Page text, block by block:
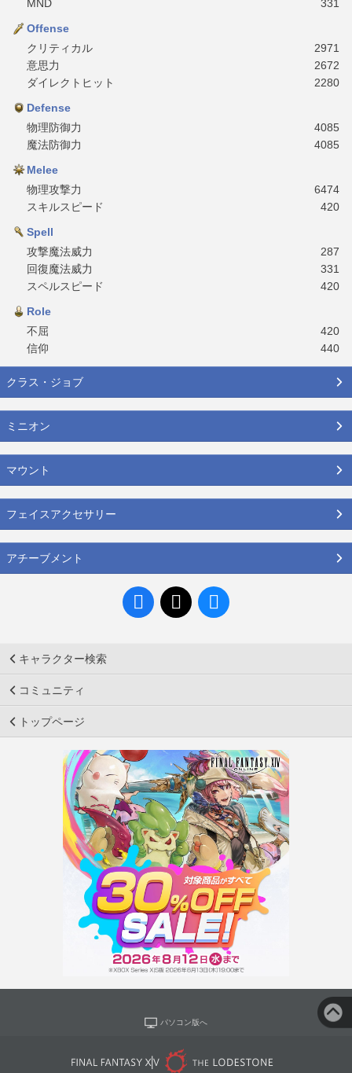
MND
331
Offense
クリティカル
2971
意思力
2672
ダイレクトヒット
2280
Defense
物理防御力
4085
魔法防御力
4085
Melee
物理攻撃力
6474
スキルスピード
420
Spell
攻撃魔法威力
287
回復魔法威力
331
スペルスピード
420
Role
不屈
420
信仰
440
クラス・ジョブ
ミニオン
マウント
フェイスアクセサリー
アチーブメント
キャラクター検索
コミュニティ
トップページ
パソコン版へ